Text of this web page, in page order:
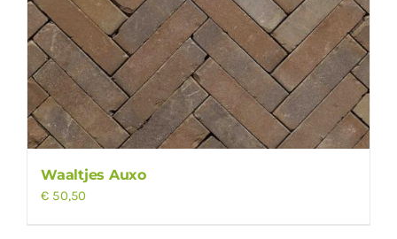
Waaltjes Auxo
€ 50,50